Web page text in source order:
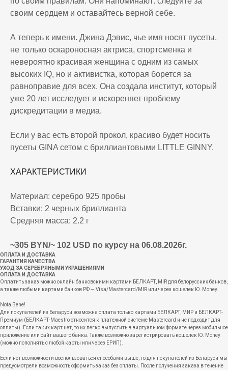
своим сердцем и оставайтесь верной себе.
А теперь к имени. Джина Дэвис, чье имя носят пусеты,
не только оскароносная актриса, спортсменка и
невероятно красивая женщина с одним из самых
высоких IQ, но и активистка, которая борется за
равноправие для всех. Она создала институт, который
уже 20 лет исследует и искореняет проблему
дискредитации в медиа.
Если у вас есть второй прокол, красиво будет носить
пусеты GINA сетом с бриллиантовыми LITTLE GINNY.
ХАРАКТЕРИСТИКИ
Материал: серебро 925 пробы
Вставки: 2 черных бриллианта
Средняя масса: 2.2 г
~305 BYN/~ 102 USD по курсу на 06.08.2026г.
ОПЛАТА И ДОСТАВКА
ГАРАНТИЯ КАЧЕСТВА
УХОД ЗА СЕРЕБРЯНЫМИ УКРАШЕНИЯМИ
ОПЛАТА И ДОСТАВКА
Оплатить заказ можно онлайн банковскими картами БЕЛКАРТ, MIR для белорусских банков,
а также любыми картами банков РФ — Visa/Mastercard/MIR или через кошелек Ю. Money.
Nota Bene!
Для покупателей из Беларуси возможна оплата только картами БЕЛКАРТ, МИР и БЕЛКАРТ-
Премиум (БЕЛКАРТ-Maestro относится к платежной системе Mastercard и не подходит для
оплаты). Если таких карт нет, то их легко выпустить в виртуальном формате через мобильное
приложение или сайт вашего банка. Также возможно зарегистрировать кошелек Ю. Money
(можно пополнять с любой карты или через ЕРИП).
Если нет возможности воспользоваться способами выше, то для покупателей из Беларуси мы
предусмотрели возможность оформить заказ без оплаты. После получения заказа в течение